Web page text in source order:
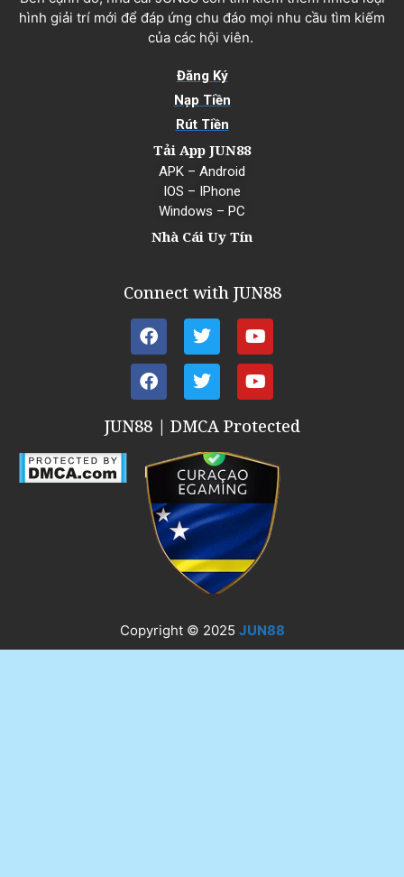
hình giải trí mới để đáp ứng chu đáo mọi nhu cầu tìm kiếm
của các hội viên.
Đăng Ký
Nạp Tiền
Rút Tiền
Tải App JUN88
APK – Android
IOS – IPhone
Windows – PC
Nhà Cái Uy Tín
Connect with JUN88
JUN88 | DMCA Protected
Copyright © 2025 JUN88